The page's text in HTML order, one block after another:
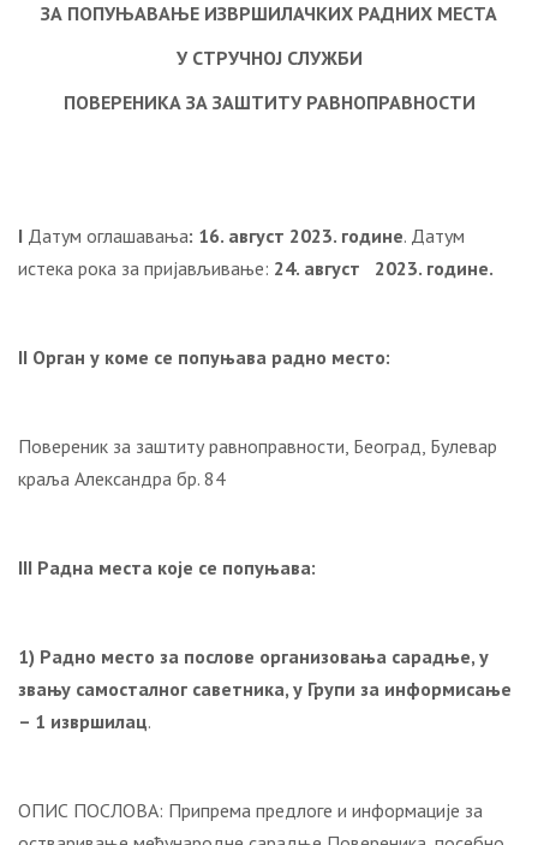
ЗА ПОПУЊАВАЊЕ ИЗВРШИЛАЧКИХ РАДНИХ МЕСТА
У СТРУЧНОЈ СЛУЖБИ
ПОВЕРЕНИКА ЗА ЗАШТИТУ РАВНОПРАВНОСТИ
I Датум оглашавања: 16. август 2023. године. Датум
истека рока за пријављивање: 24. август 2023. године.
II Орган у коме се попуњава радно место:
Повереник за заштиту равноправности, Београд, Булевар
краља Александра бр. 84
III Радна места које се попуњава:
1) Радно место за послове организовања сарадње, у
звању самосталног саветника, у Групи за информисање
– 1 извршилац.
ОПИС ПОСЛОВА: Припрема предлоге и информације за